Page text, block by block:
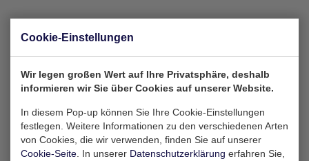
Beschreibung (Optional)
Cookie-Einstellungen
Wir legen großen Wert auf Ihre Privatsphäre, deshalb
informieren wir Sie über Cookies auf unserer Website.
In diesem Pop-up können Sie Ihre Cookie-Einstellungen
festlegen. Weitere Informationen zu den verschiedenen Arten
von Cookies, die wir verwenden, finden Sie auf unserer
Cookie-Seite . In unserer Datenschutzerklärung erfahren Sie,